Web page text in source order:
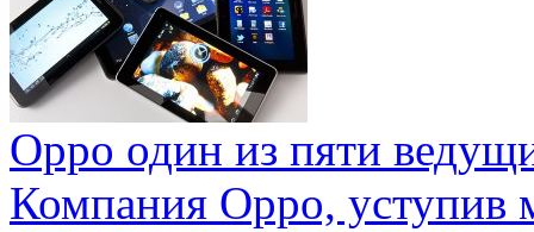
Oppo один из пяти
Компания Oppo, уступив